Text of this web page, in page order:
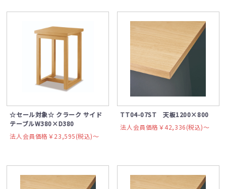
☆セール対象☆ クラーク サイド
テーブルW380×D380
法人会員価格￥23,595(税込)〜
TT04-07ST 天板1200×800
法人会員価格￥42,336(税込)〜